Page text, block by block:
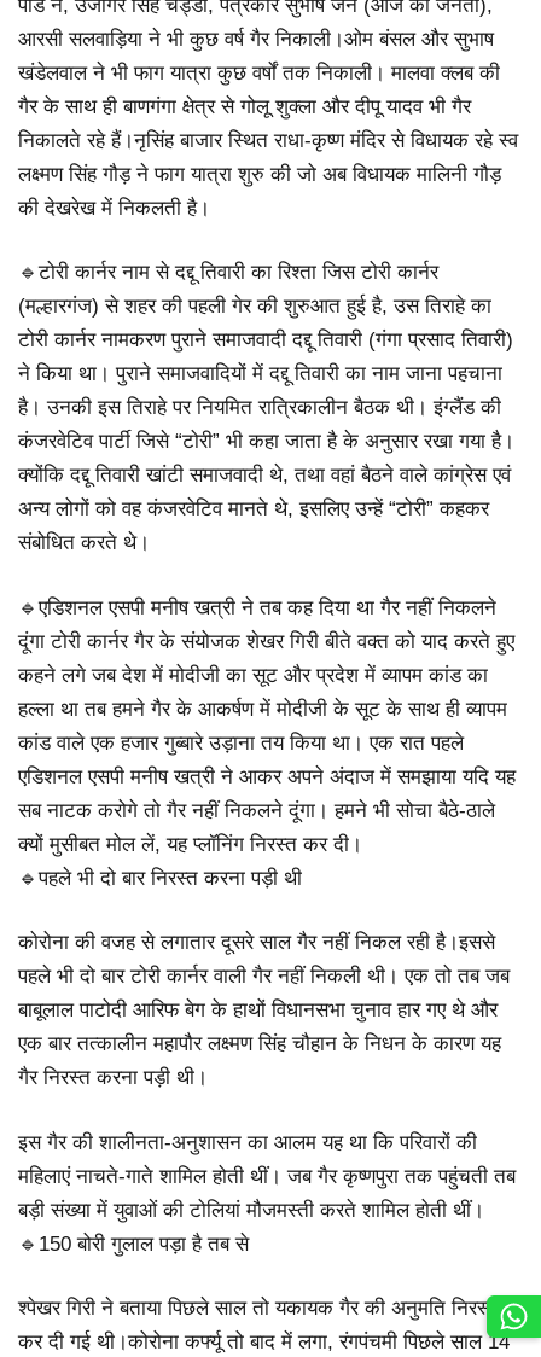
पांडे ने, उजागर सिंह चड्डा, पत्रकार सुभाष जैन (आज की जनता),
आरसी सलवाड़िया ने भी कुछ वर्ष गैर निकाली।ओम बंसल और सुभाष
खंडेलवाल ने भी फाग यात्रा कुछ वर्षों तक निकाली। मालवा क्लब की
गैर के साथ ही बाणगंगा क्षेत्र से गोलू शुक्ला और दीपू यादव भी गैर
निकालते रहे हैं।नृसिंह बाजार स्थित राधा-कृष्ण मंदिर से विधायक रहे स्व
लक्ष्मण सिंह गौड़ ने फाग यात्रा शुरु की जो अब विधायक मालिनी गौड़
की देखरेख में निकलती है।
🔹टोरी कार्नर नाम से दद्दू तिवारी का रिश्ता जिस टोरी कार्नर
(मल्हारगंज) से शहर की पहली गेर की शुरुआत हुई है, उस तिराहे का
टोरी कार्नर नामकरण पुराने समाजवादी दद्दू तिवारी (गंगा प्रसाद तिवारी)
ने किया था। पुराने समाजवादियों में दद्दू तिवारी का नाम जाना पहचाना
है। उनकी इस तिराहे पर नियमित रात्रिकालीन बैठक थी। इंग्लैंड की
कंजरवेटिव पार्टी जिसे “टोरी” भी कहा जाता है के अनुसार रखा गया है।
क्योंकि दद्दू तिवारी खांटी समाजवादी थे, तथा वहां बैठने वाले कांग्रेस एवं
अन्य लोगों को वह कंजरवेटिव मानते थे, इसलिए उन्हें “टोरी” कहकर
संबोधित करते थे।
🔹एडिशनल एसपी मनीष खत्री ने तब कह दिया था गैर नहीं निकलने
दूंगा टोरी कार्नर गैर के संयोजक शेखर गिरी बीते वक्त को याद करते हुए
कहने लगे जब देश में मोदीजी का सूट और प्रदेश में व्यापम कांड का
हल्ला था तब हमने गैर के आकर्षण में मोदीजी के सूट के साथ ही व्यापम
कांड वाले एक हजार गुब्बारे उड़ाना तय किया था। एक रात पहले
एडिशनल एसपी मनीष खत्री ने आकर अपने अंदाज में समझाया यदि यह
सब नाटक करोगे तो गैर नहीं निकलने दूंगा। हमने भी सोचा बैठे-ठाले
क्यों मुसीबत मोल लें, यह प्लॉनिंग निरस्त कर दी।
🔹पहले भी दो बार निरस्त करना पड़ी थी
कोरोना की वजह से लगातार दूसरे साल गैर नहीं निकल रही है।इससे
पहले भी दो बार टोरी कार्नर वाली गैर नहीं निकली थी। एक तो तब जब
बाबूलाल पाटोदी आरिफ बेग के हाथों विधानसभा चुनाव हार गए थे और
एक बार तत्कालीन महापौर लक्ष्मण सिंह चौहान के निधन के कारण यह
गैर निरस्त करना पड़ी थी।
इस गैर की शालीनता-अनुशासन का आलम यह था कि परिवारों की
महिलाएं नाचते-गाते शामिल होती थीं। जब गैर कृष्णपुरा तक पहुंचती तब
बड़ी संख्या में युवाओं की टोलियां मौजमस्ती करते शामिल होती थीं।
🔹150 बोरी गुलाल पड़ा है तब से
श्पेखर गिरी ने बताया पिछले साल तो यकायक गैर की अनुमति निरस्त
कर दी गई थी।कोरोना कर्फ्यू तो बाद में लगा, रंगपंचमी पिछले साल 14